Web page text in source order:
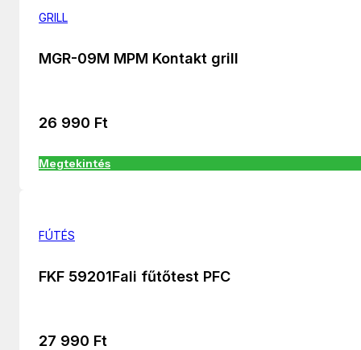
GRILL
MGR-09M MPM Kontakt grill
26 990 Ft
Megtekintés
FÚTÉS
FKF 59201Fali fűtőtest PFC
27 990 Ft